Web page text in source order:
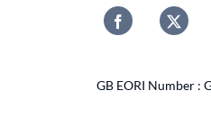
GB EORI Number :